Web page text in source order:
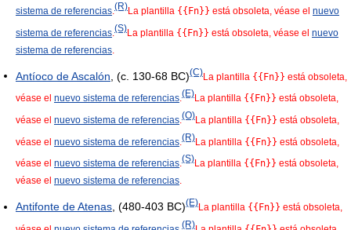
sistema de referencias.(R)La plantilla {{Fn}} está obsoleta, véase el nuevo
sistema de referencias (S)La plantilla {{Fn}} está obsoleta, véase el nuevo
sistema de referencias
Antíoco de Ascalón , (c. 130-68 BC)(C)La plantilla {{Fn}} está obsoleta,
véase el nuevo sistema de referencias.(E)La plantilla {{Fn}} está obsoleta,
véase el nuevo sistema de referencias (O)La plantilla {{Fn}} está obsoleta,
véase el nuevo sistema de referencias (R)La plantilla {{Fn}} está obsoleta,
véase el nuevo sistema de referencias.(S)La plantilla {{Fn}} está obsoleta,
véase el nuevo sistema de referencias.
Antifonte de Atenas , (480-403 BC)(E)La plantilla {{Fn}} está obsoleta,
(R)